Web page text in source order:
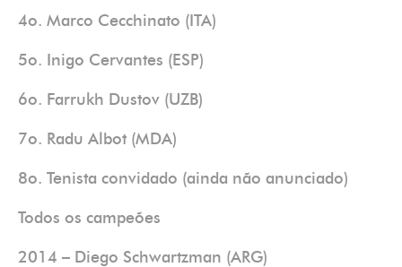
4o. Marco Cecchinato (ITA)
5o. Inigo Cervantes (ESP)
6o. Farrukh Dustov (UZB)
7o. Radu Albot (MDA)
8o. Tenista convidado (ainda não anunciado)
Todos os campeões
2014 – Diego Schwartzman (ARG)